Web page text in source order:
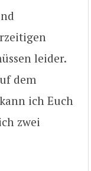
leider.
dem
ich Euch
zwei